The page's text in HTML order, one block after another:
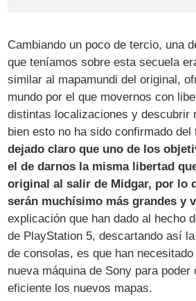
Cambiando un poco de tercio, una
que teníamos sobre esta secuela
similar al mapamundi del original,
mundo por el que movernos con
distintas localizaciones y descubrir
bien esto no ha sido confirmado del
dejado claro que uno de los
el de darnos la misma libertad
original al salir de Midgar, por lo
serán muchísimo más grandes y
explicación que han dado al hecho
de PlayStation 5, descartando así
de consolas, es que han
nueva máquina de Sony para poder
eficiente los nuevos mapas.